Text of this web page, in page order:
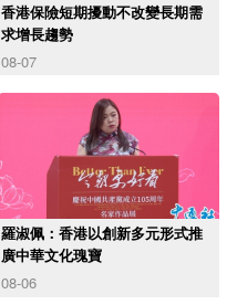
香港保險短期擾動不改變長期需
求增長趨勢
08-07
羅淑佩：香港以創新多元形式推
廣中華文化瑰寶
08-06